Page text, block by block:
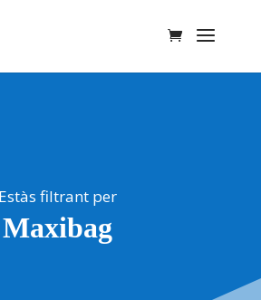
Estàs filtrant per
Maxibag